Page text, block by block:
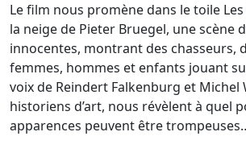
Le film nous promène dans le toile
la neige de Pieter Bruegel, une scène
innocentes, montrant des chasseurs,
femmes, hommes et enfants jouant
voix de Reindert Falkenburg et Michel
historiens d’art, nous révèlent à quel
apparences peuvent être